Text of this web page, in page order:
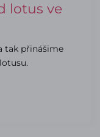
lotus ve
tak přinášime